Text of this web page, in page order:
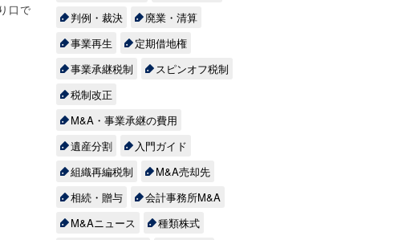
口で
判例・裁決
廃業・清算
事業再生
定期借地権
事業承継税制
スピンオフ税制
税制改正
M&A・事業承継の費用
遺産分割
入門ガイド
組織再編税制
M&A売却先
相続・贈与
会計事務所M&A
M&Aニュース
種類株式